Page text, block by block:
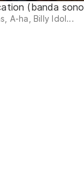
(banda
A-ha, Billy Idol...